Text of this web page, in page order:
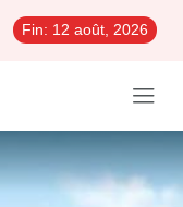
Fin: 12 août, 2026